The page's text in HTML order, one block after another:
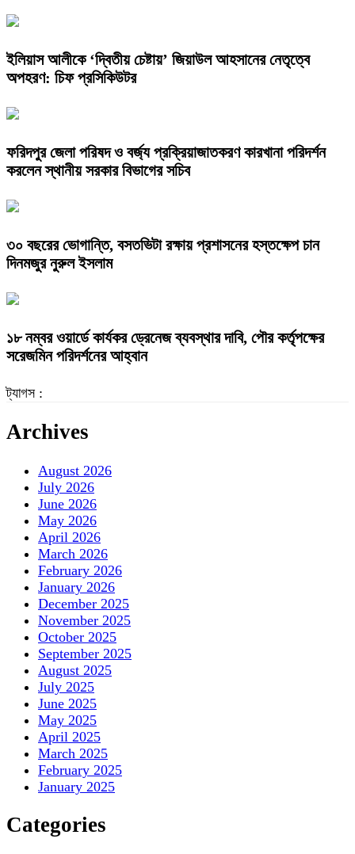
ইলিয়াস আলীকে ‘দ্বিতীয় চেষ্টায়’ জিয়াউল আহসানের নেতৃত্বে
অপহরণ: চিফ প্রসিকিউটর
ফরিদপুর জেলা পরিষদ ও বর্জ্য প্রক্রিয়াজাতকরণ কারখানা পরিদর্শন
করলেন স্থানীয় সরকার বিভাগের সচিব
৩০ বছরের ভোগান্তি, বসতভিটা রক্ষায় প্রশাসনের হস্তক্ষেপ চান
দিনমজুর নুরুল ইসলাম
১৮ নম্বর ওয়ার্ডে কার্যকর ড্রেনেজ ব্যবস্থার দাবি, পৌর কর্তৃপক্ষের
সরেজমিন পরিদর্শনের আহ্বান
ট্যাগস :
Archives
August 2026
July 2026
June 2026
May 2026
April 2026
March 2026
February 2026
January 2026
December 2025
November 2025
October 2025
September 2025
August 2025
July 2025
June 2025
May 2025
April 2025
March 2025
February 2025
January 2025
Categories